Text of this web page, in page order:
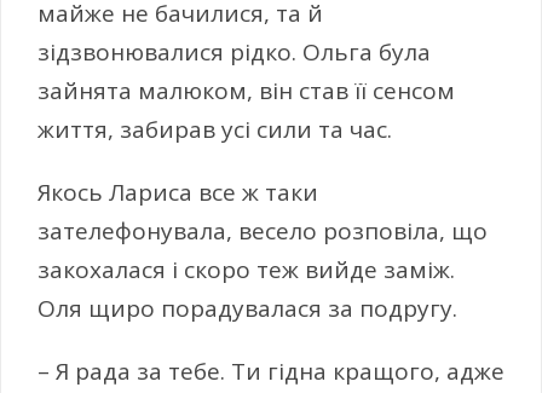
майже не бачилися, та й
зідзвонювалися рідко. Ольга була
зайнята малюком, він став її сенсом
життя, забирав усі сили та час.
Якось Лариса все ж таки
зателефонувала, весело розповіла, що
закохалася і скоро теж вийде заміж.
Оля щиро порадувалася за подругу.
– Я рада за тебе. Ти гідна кращого, адже